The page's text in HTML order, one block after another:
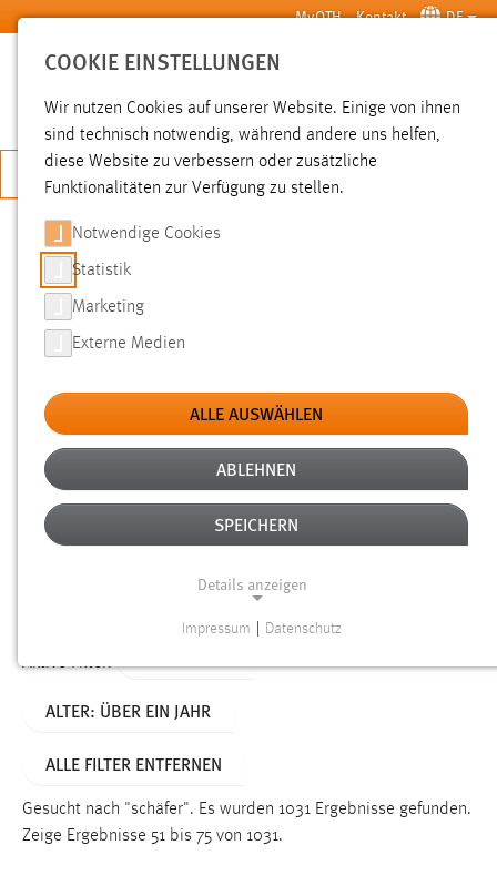
Zum Hauptinhalt springen MyOTH Kontakt DE
SUCHE
JETZT BEWERBEN
SUCHE
FILTER
Typ
Erstellungsdatum
Alter
Aktive Filter:
ALTER: ÜBER EIN JAHR
ALLE FILTER ENTFERNEN
Gesucht nach "schäfer". Es wurden 1031 Ergebnisse gefunden.
Zeige Ergebnisse 51 bis 75 von 1031.
COOKIE EINSTELLUNGEN
Wir nutzen Cookies auf unserer Website. Einige von ihnen
sind technisch notwendig, während andere uns helfen,
diese Website zu verbessern oder zusätzliche
Funktionalitäten zur Verfügung zu stellen.
Notwendige Cookies
Statistik
Marketing
Externe Medien
ALLE AUSWÄHLEN
ABLEHNEN
SPEICHERN
Details anzeigen
Funktionen und sind für die einwandfreie Funktion der
Name:
Impressum Datenschutz